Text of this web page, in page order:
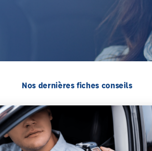
Nos dernières fiches conseils